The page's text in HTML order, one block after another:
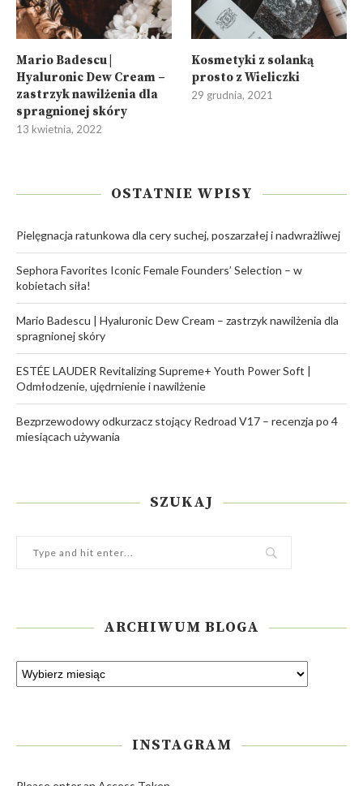
Mario Badescu |
Hyaluronic Dew Cream –
zastrzyk nawilżenia dla
spragnionej skóry
13 kwietnia, 2022
Kosmetyki z solanką
prosto z Wieliczki
29 grudnia, 2021
OSTATNIE WPISY
Pielęgnacja ratunkowa dla cery suchej, poszarzałej i nadwrażliwej
Sephora Favorites Iconic Female Founders’ Selection – w
kobietach siła!
Mario Badescu | Hyaluronic Dew Cream – zastrzyk nawilżenia dla
spragnionej skóry
ESTÉE LAUDER Revitalizing Supreme+ Youth Power Soft |
Odmłodzenie, ujędrnienie i nawilżenie
Bezprzewodowy odkurzacz stojący Redroad V17 – recenzja po 4
miesiącach używania
SZUKAJ
ARCHIWUM BLOGA
INSTAGRAM